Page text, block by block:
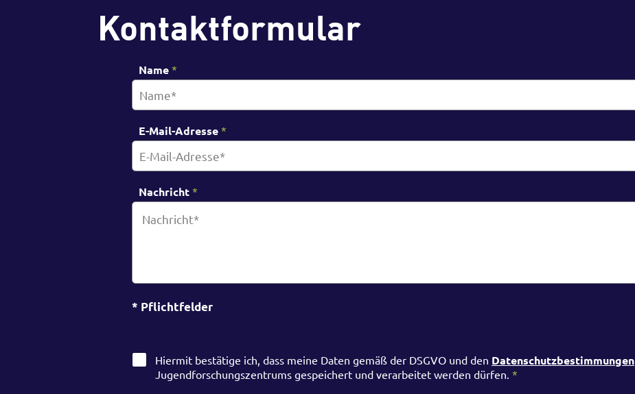
Kontaktformular
Name *
E-Mail-Adresse *
Nachricht *
N
r
i
* Pflichtfelder
D
Hiermit bestätige ich, dass meine Daten gemäß der DSGVO und den Datenschutzbestimmungen
Jugendforschungszentrums gespeichert und verarbeitet werden dürfen. *